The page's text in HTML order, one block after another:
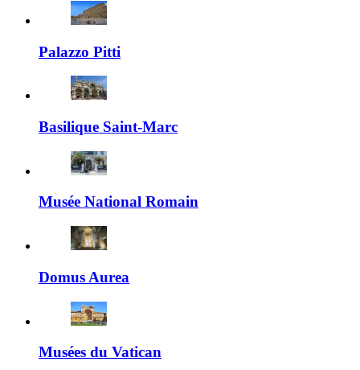
Palazzo Pitti
Basilique Saint-Marc
Musée National Romain
Domus Aurea
Musées du Vatican